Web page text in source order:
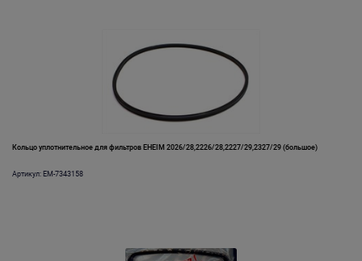
Кольцо уплотнительное для фильтров EHEIM 2026/28,2226/28,2227/29,2327/29 (большое)
Артикул: EM-7343158